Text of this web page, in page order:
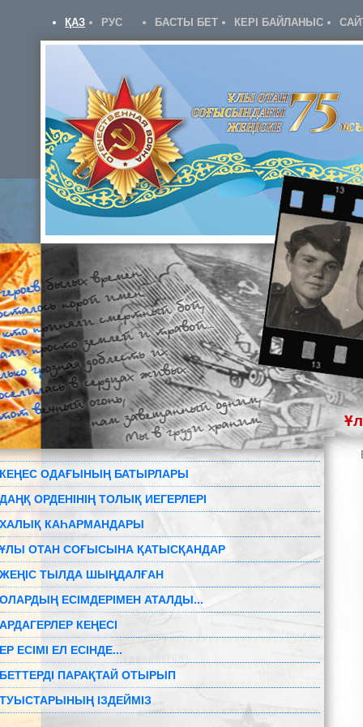
ҚАЗ РУС БАСТЫ БЕТ КЕРІ БАЙЛАНЫС
КЕҢЕС ОДАҒЫНЫҢ БАТЫРЛАРЫ
ДАҢҚ ОРДЕНІНІҢ ТОЛЫҚ ИЕГЕРЛЕРІ
ХАЛЫҚ КАҺАРМАНДАРЫ
ҰЛЫ ОТАН СОҒЫСЫНА ҚАТЫСҚАНДАР
ЖЕҢІС ТЫЛДА ШЫҢДАЛҒАН
ОЛАРДЫҢ ЕСІМДЕРІМЕН АТАЛДЫ...
АРДАГЕРЛЕР КЕҢЕСІ
ЕР ЕСІМІ ЕЛ ЕСІНДЕ...
БЕТТЕРДІ ПАРАҚТАЙ ОТЫРЫП
ТУЫСТАРЫНЫҢ ІЗДЕЙМІЗ